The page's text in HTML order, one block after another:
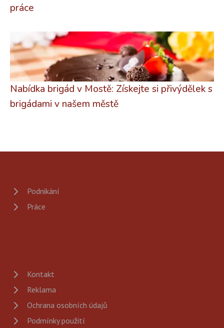
práce
Nabídka brigád v Mostě: Získejte si přivýdělek s
brigádami v našem městě
Podnikání
Práce
Kontakt
Reklama
Ochrana osobních údajů
Podmínky použití